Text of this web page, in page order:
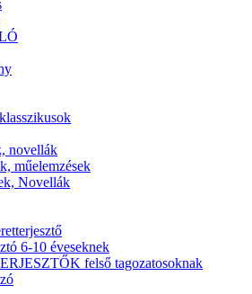
novellák
műelemzések
Novellák
6-10 éveseknek
felső tagozatosoknak